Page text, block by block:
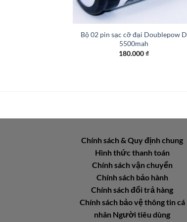
+
Bộ 02 pin sạc cỡ đại Doublepow D
5500mah
180.000₫
Chính sách & Quy định chung
Hình thức thanh toán
Chính sách vận chuyển
Chính sách bảo hành
Chính sách đổi trả hàng
Chính sách bảo vệ thông tin cá
nhân Người tiêu dùng